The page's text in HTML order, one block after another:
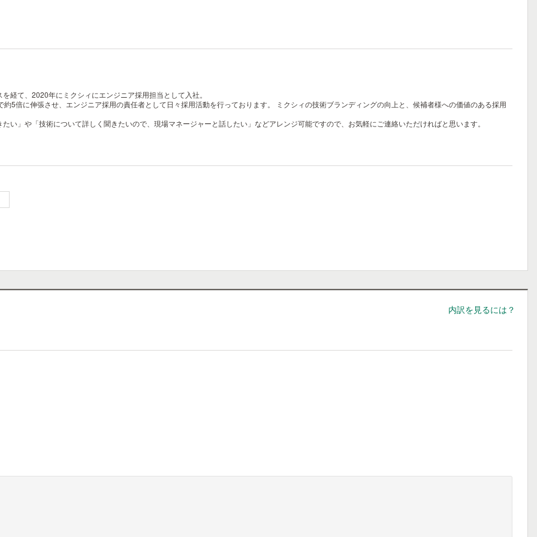
経て、2020年にミクシィにエンジニア採用担当として入社。
5倍に伸張させ、エンジニア採用の責任者として日々採用活動を行っております。
ミクシィの技術ブランディングの向上と、候補者様への価値のある採用
い」や「技術について詳しく聞きたいので、現場マネージャーと話したい」などアレンジ可能ですので、お気軽にご連絡いただければと思います。
内訳を見るには？